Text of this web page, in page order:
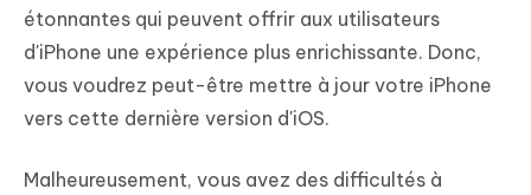
étonnantes qui peuvent offrir aux utilisateurs
d'iPhone une expérience plus enrichissante. Donc,
vous voudrez peut-être mettre à jour votre iPhone
vers cette dernière version d'iOS.
Malheureusement, vous avez des difficultés à